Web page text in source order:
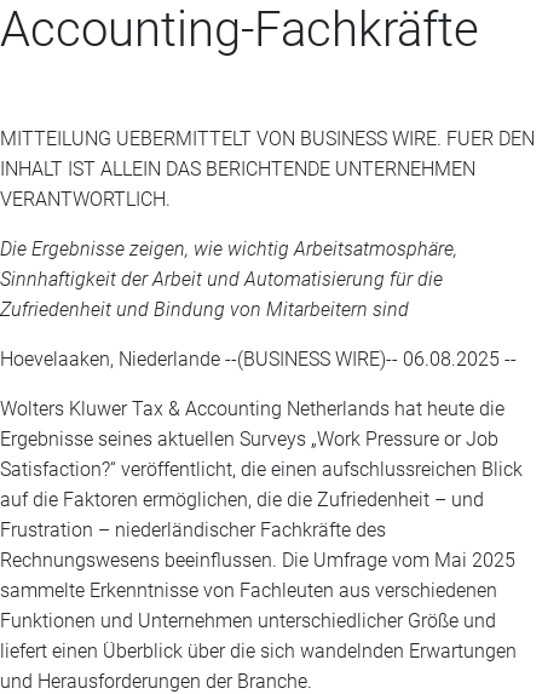
Accounting-Fachkräfte
MITTEILUNG UEBERMITTELT VON BUSINESS WIRE. FUER DEN
INHALT IST ALLEIN DAS BERICHTENDE UNTERNEHMEN
VERANTWORTLICH.
Die Ergebnisse zeigen, wie wichtig Arbeitsatmosphäre,
Sinnhaftigkeit der Arbeit und Automatisierung für die
Zufriedenheit und Bindung von Mitarbeitern sind
Hoevelaaken, Niederlande --(BUSINESS WIRE)-- 06.08.2025 --
Wolters Kluwer Tax & Accounting Netherlands hat heute die
Ergebnisse seines aktuellen Surveys „Work Pressure or Job
Satisfaction?“ veröffentlicht, die einen aufschlussreichen Blick
auf die Faktoren ermöglichen, die die Zufriedenheit – und
Frustration – niederländischer Fachkräfte des
Rechnungswesens beeinflussen. Die Umfrage vom Mai 2025
sammelte Erkenntnisse von Fachleuten aus verschiedenen
Funktionen und Unternehmen unterschiedlicher Größe und
liefert einen Überblick über die sich wandelnden Erwartungen
und Herausforderungen der Branche.